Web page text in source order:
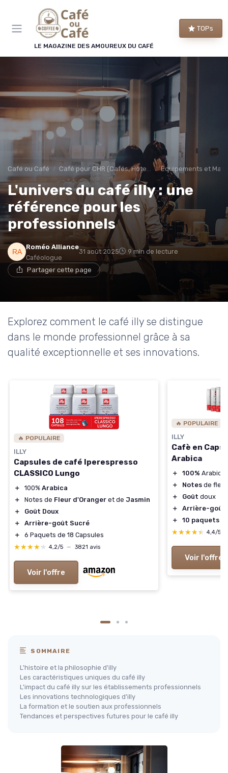
LE MAGAZINE DES AMOUREUX DU CAFÉ
TOPs
Café ou Café Café pour CHR (Cafés, Hôtels, Restaurants) Équipements et
L'univers du café illy : une
référence pour les
professionnels
Roméo Alliance
Caféologue
31 août 2025 9 min de lecture
Partager cette page
Explorez comment le café illy se distingue
dans le monde professionnel grâce à sa
qualité exceptionnelle et ses innovations.
🔥 POPULAIRE
ILLY
Capsules de café Iperespresso
CLASSICO Lungo
＋ 100% Arabica
＋
Notes de Fleur d'Oranger et de Jasmin
＋
Goût Doux
＋
Arrière-goût Sucré
＋
6 Paquets de 18 Capsules
★★★★★
★★★★★ 4,2/5 — 3821 avis
Voir l'offre
🔥 POPULAIRE
ILLY
Cafè en
Arabica
＋ 100% Arabica
＋
Notes de
＋
Goût doux
＋
Arrière-goût
＋
10 paquets
★★★★★
★★★★★ 4,4/5
Voir l'offre
SOMMAIRE
L'histoire et la philosophie d'illy
Les caractéristiques uniques du café illy
L'impact du café illy sur les établissements professionnels
Les innovations technologiques d'illy
La formation et le soutien aux professionnels
Tendances et perspectives futures pour le café illy
×
LE CLUB CAFÉ OU CAFÉ
Rejoignez le club des
amoureux du café !
Chaque semaine, nos meilleures sélections de
machines et de cafés, les bons plans repérés par
la rédaction et les conseils qui changent vraiment
le goût de votre tasse.
Bons plans Guides d'achat
Conseils barista Avant-première
→ Je rejoins le club
* En rejoignant le club, j'accepte de recevoir les emails
de Café ou Café et les offres de ses partenaires.
Panneau de gestion des cookies